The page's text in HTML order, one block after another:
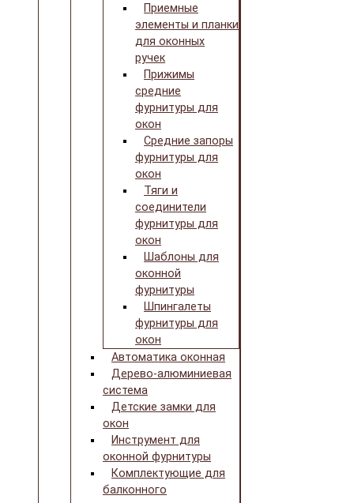
Приемные
элементы и планки
для оконных
ручек
Прижимы
средние
фурнитуры для
окон
Средние запоры
фурнитуры для
окон
Тяги и
соединители
фурнитуры для
окон
Шаблоны для
оконной
фурнитуры
Шпингалеты
фурнитуры для
окон
Автоматика оконная
Дерево-алюминиевая
система
Детские замки для
окон
Инструмент для
оконной фурнитуры
Комплектующие для
балконного